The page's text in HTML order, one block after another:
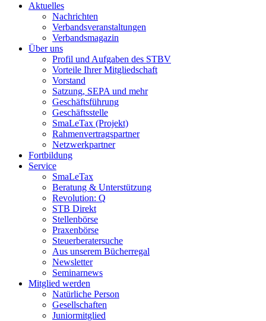
Aktuelles
Nachrichten
Verbandsveranstaltungen
Verbandsmagazin
Über uns
Profil und Aufgaben des STBV
Vorteile Ihrer Mitgliedschaft
Vorstand
Satzung, SEPA und mehr
Geschäftsführung
Geschäftsstelle
SmaLeTax (Projekt)
Rahmenvertragspartner
Netzwerkpartner
Fortbildung
Service
SmaLeTax
Beratung & Unterstützung
Revolution: Q
STB Direkt
Stellenbörse
Praxenbörse
Steuerberatersuche
Aus unserem Bücherregal
Newsletter
Seminarnews
Mitglied werden
Natürliche Person
Gesellschaften
Juniormitglied